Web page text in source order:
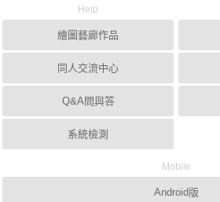
Help
繪圖藝廊作品
同人交流中心
Q&A問與答
系統檢測
Mobile
Android版